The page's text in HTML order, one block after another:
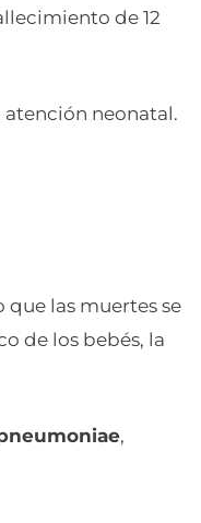
de 12
atención neonatal.
las muertes se
de los bebés, la
,